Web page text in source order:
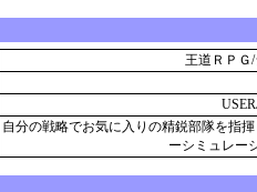
王道ＲＰＧ
自分の戦略でお気に入りの精鋭部隊を指
ーシミュレー